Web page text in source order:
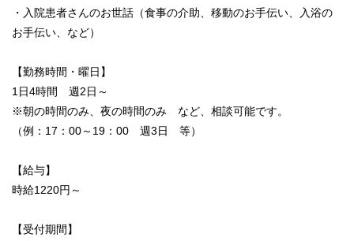
・入院患者さんのお世話（食事の介助、移動のお手伝い、入浴の
お手伝い、など）
【勤務時間・曜日】
1日4時間 週2日～
※朝の時間のみ、夜の時間のみ など、相談可能です。
（例：17：00～19：00 週3日 等）
【給与】
時給1220円～
【受付期間】